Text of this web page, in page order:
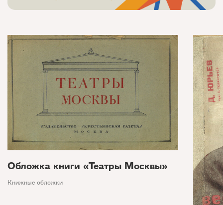
Обложка книги «Театры Москвы»
Книжные обложки